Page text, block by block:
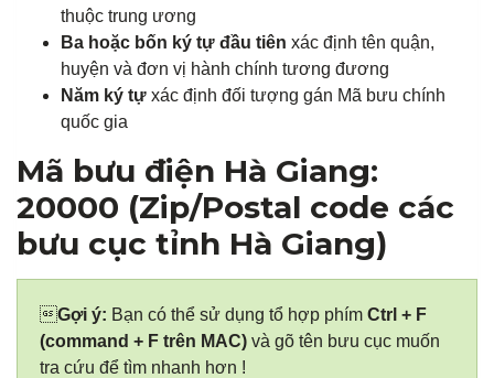
thuộc trung ương
Ba hoặc bốn ký tự đầu tiên xác định tên quận,
huyện và đơn vị hành chính tương đương
Năm ký tự xác định đối tượng gán Mã bưu chính
quốc gia
Mã bưu điện Hà Giang:
20000 (Zip/Postal code các
bưu cục tỉnh Hà Giang)
Gợi ý: Bạn có thể sử dụng tổ hợp phím Ctrl + F
(command + F trên MAC) và gõ tên bưu cục muốn
tra cứu để tìm nhanh hơn !